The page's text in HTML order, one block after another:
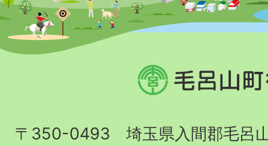
毛
呂
町
〒350-0493 埼玉県入間郡毛呂